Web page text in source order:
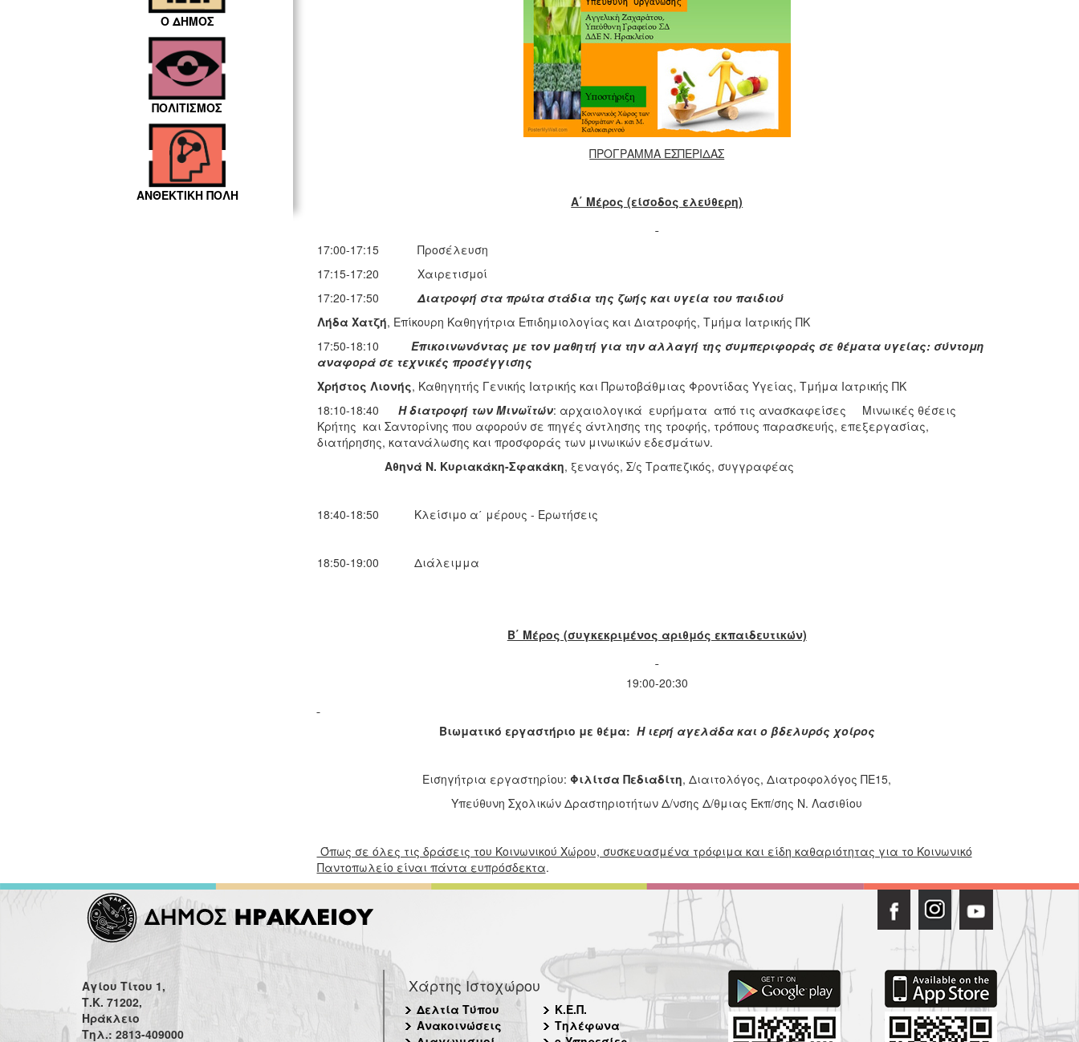
Ο ΔΗΜΟΣ
ΠΟΛΙΤΙΣΜΟΣ
ΑΝΘΕΚΤΙΚΗ ΠΟΛΗ
ΠΡΟΓΡΑΜΜΑ ΕΣΠΕΡΙΔΑΣ
Α΄ Μέρος (είσοδος ελεύθερη)
17:00-17:15 Προσέλευση
17:15-17:20 Χαιρετισμοί
17:20-17:50Διατροφή στα πρώτα στάδια της ζωής και υγεία του παιδιού
Λήδα Χατζή, Επίκουρη Καθηγήτρια Επιδημιολογίας και Διατροφής, Τμήμα Ιατρικής ΠΚ
17:50-18:10 Επικοινωνόντας με τον μαθητή για την αλλαγή της συμπεριφοράς σε θέματα υγείας: σύντομη
αναφορά σε τεχνικές προσέγγισης
Χρήστος Λιονής, Καθηγητής Γενικής Ιατρικής και Πρωτοβάθμιας Φροντίδας Υγείας, Τμήμα Ιατρικής ΠΚ
18:10-18:40 Η διατροφή των Μινωϊτών: αρχαιολογικά ευρήματα από τις ανασκαφείσες Μινωικές θέσεις
Κρήτης και Σαντορίνης που αφορούν σε πηγές άντλησης της τροφής, τρόπους παρασκευής, επεξεργασίας,
διατήρησης, κατανάλωσης και προσφοράς των μινωικών εδεσμάτων.
Αθηνά Ν. Κυριακάκη-Σφακάκη, ξεναγός, Σ/ς Τραπεζικός, συγγραφέας
18:40-18:50 Κλείσιμο α΄ μέρους - Ερωτήσεις
18:50-19:00 Διάλειμμα
Β΄ Μέρος (συγκεκριμένος αριθμός εκπαιδευτικών)
19:00-20:30
Βιωματικό εργαστήριο με θέμα: Η ιερή αγελάδα και ο βδελυρός χοίρος
Εισηγήτρια εργαστηρίου:Φιλίτσα Πεδιαδίτη, Διαιτολόγος, Διατροφολόγος ΠΕ15,
Υπεύθυνη Σχολικών Δραστηριοτήτων Δ/νσης Δ/θμιας Εκπ/σης Ν. Λασιθίου
Όπως σε όλες τις δράσεις του Κοινωνικού Χώρου, συσκευασμένα τρόφιμα και είδη καθαριότητας για το Κοινωνικό
Παντοπωλείο είναι πάντα ευπρόσδεκτα.
Αγίου Τίτου 1,
Τ.Κ. 71202,
Ηράκλειο
Τηλ.: 2813-409000
Χάρτης Ιστοχώρου
Δελτία Τύπου
Ανακοινώσεις
Κ.Ε.Π.
Τηλέφωνα